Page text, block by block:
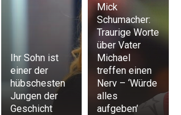
Ihr Sohn ist
einer der
hübschesten
Jungen der
Geschicht
Mick
Schumacher:
Traurige Worte
über Vater
Michael
treffen einen
Nerv – ‘Würde
alles
aufgeben’